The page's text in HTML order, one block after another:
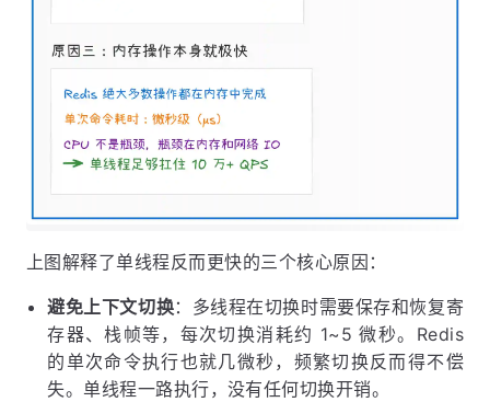
上图解释了单线程反而更快的三个核心原因：
避免上下文切换：多线程在切换时需要保存和恢复寄
存器、栈帧等，每次切换消耗约 1~5 微秒。Redis
的单次命令执行也就几微秒，频繁切换反而得不偿
失。单线程一路执行，没有任何切换开销。